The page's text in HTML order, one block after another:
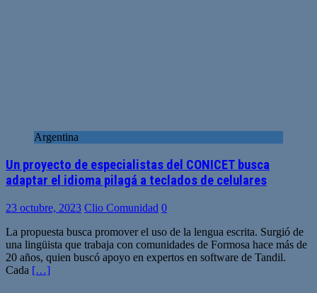
Argentina
Un proyecto de especialistas del CONICET busca
adaptar el idioma pilagá a teclados de celulares
23 octubre, 2023 Clio Comunidad 0
La propuesta busca promover el uso de la lengua escrita. Surgió de
una lingüista que trabaja con comunidades de Formosa hace más de
20 años, quien buscó apoyo en expertos en software de Tandil.
Cada […]